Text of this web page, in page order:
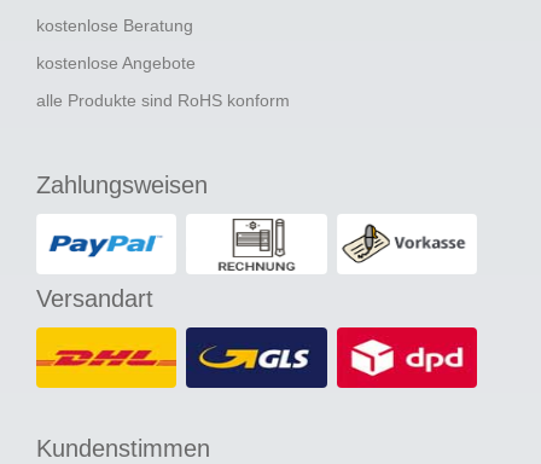
kostenlose Beratung
kostenlose Angebote
alle Produkte sind RoHS konform
Zahlungsweisen
Versandart
Kundenstimmen